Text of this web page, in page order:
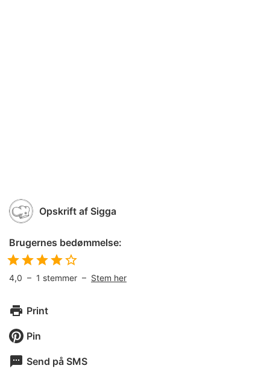
Opskrift af Sigga
Brugernes bedømmelse:
4,0 – 1 stemmer – Stem her
Print
Pin
Send på SMS